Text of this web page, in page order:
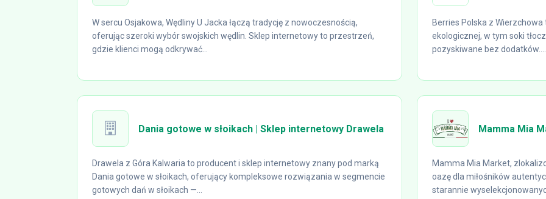
W sercu Osjakowa, Wędliny U Jacka łączą tradycję z nowoczesnością,
oferując szeroki wybór swojskich wędlin. Sklep internetowy to przestrzeń,
gdzie klienci mogą odkrywać...
Berries Polska z
ekologicznej, w tym soki
pozyskiwane bez dodatków....
Dania gotowe w słoikach | Sklep internetowy Drawela
Drawela z Góra Kalwaria to producent i sklep internetowy znany pod marką
Dania gotowe w słoikach, oferujący kompleksowe rozwiązania w segmencie
gotowych dań w słoikach —...
Mamma Mia
Mamma Mia Market,
oazę dla miłośników
starannie